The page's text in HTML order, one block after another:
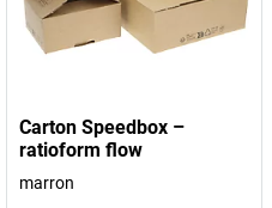
Carton Speedbox –
ratioform flow
marron